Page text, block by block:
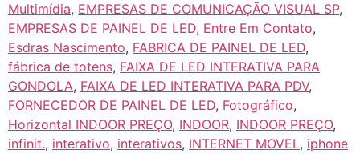
Multimídia, EMPRESAS DE COMUNICAÇÃO VISUAL SP,
EMPRESAS DE PAINEL DE LED, Entre Em Contato,
Esdras Nascimento, FABRICA DE PAINEL DE LED,
fábrica de totens, FAIXA DE LED INTERATIVA PARA
GONDOLA, FAIXA DE LED INTERATIVA PARA PDV,
FORNECEDOR DE PAINEL DE LED, Fotográfico,
Horizontal INDOOR PREÇO, INDOOR, INDOOR PREÇO,
infinit., interativo, interativos, INTERNET MOVEL, iphone